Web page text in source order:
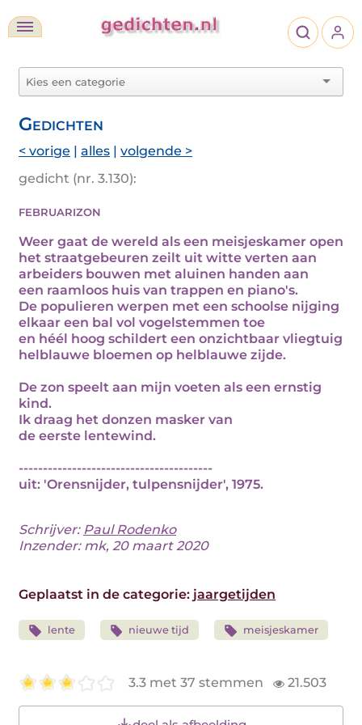
Gedichten
< vorige | alles | volgende >
gedicht (nr. 3.130):
februarizon
Weer gaat de wereld als een meisjeskamer open
het straatgebeuren zeilt uit witte verten aan
arbeiders bouwen met aluinen handen aan
een raamloos huis van trappen en piano's.
De populieren werpen met een schoolse nijging
elkaar een bal vol vogelstemmen toe
en héél hoog schildert een onzichtbaar vliegtuig
helblauwe bloemen op helblauwe zijde.
De zon speelt aan mijn voeten als een ernstig
kind.
Ik draag het donzen masker van
de eerste lentewind.
----------------------------------------
uit: 'Orensnijder, tulpensnijder', 1975.
Schrijver: Paul Rodenko
Inzender: mk, 20 maart 2020
Geplaatst in de categorie: jaargetijden
lente nieuwe tijd meisjeskamer
3.3 met 37 stemmen 21.503